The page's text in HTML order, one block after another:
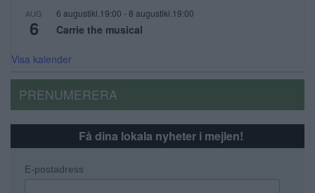
AUG
6
6 augustikl.19:00 - 8 augustikl.19:00
Carrie the musical
Visa kalender
PRENUMERERA
Få dina lokala nyheter i mejlen!
E-postadress